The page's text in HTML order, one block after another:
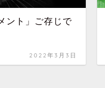
ント」ご存じで
2022年3月3日